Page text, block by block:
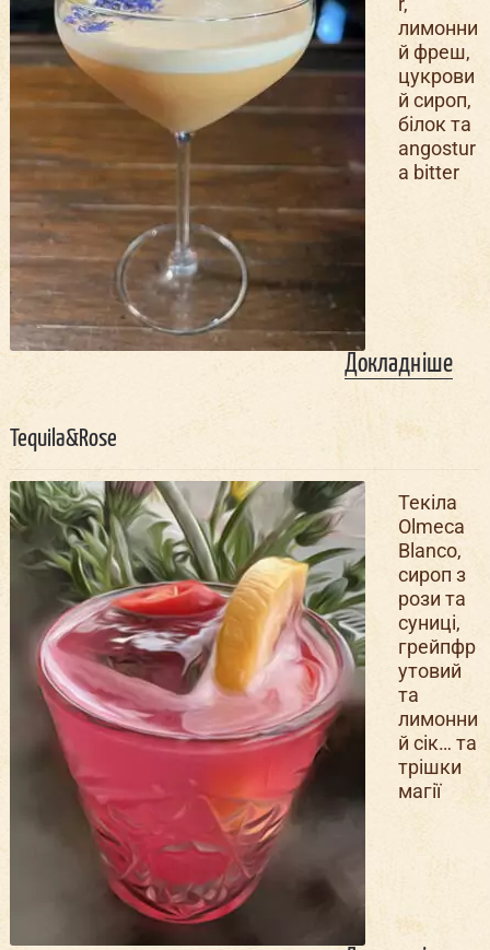
лимонни
й фреш,
цукрови
й сироп,
білок та
angostur
a bitter
Докладніше
Tequila&Rose
Текіла
Olmeca
Blanco,
сироп з
рози та
суниці,
грейпфр
утовий
та
лимонни
й сік… та
трішки
магії